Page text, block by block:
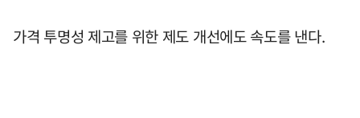
가격 투명성 제고를 위한 제도 개선에도 속도를 낸다.